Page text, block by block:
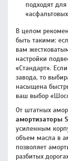
подходят
В целом
быть такими:
вам
настройки
«Стандарт».
завода, то
насыщена
ваш выбор
От штатных
амортизаторы
усиленным
объем масла в
позволяет
разбитых